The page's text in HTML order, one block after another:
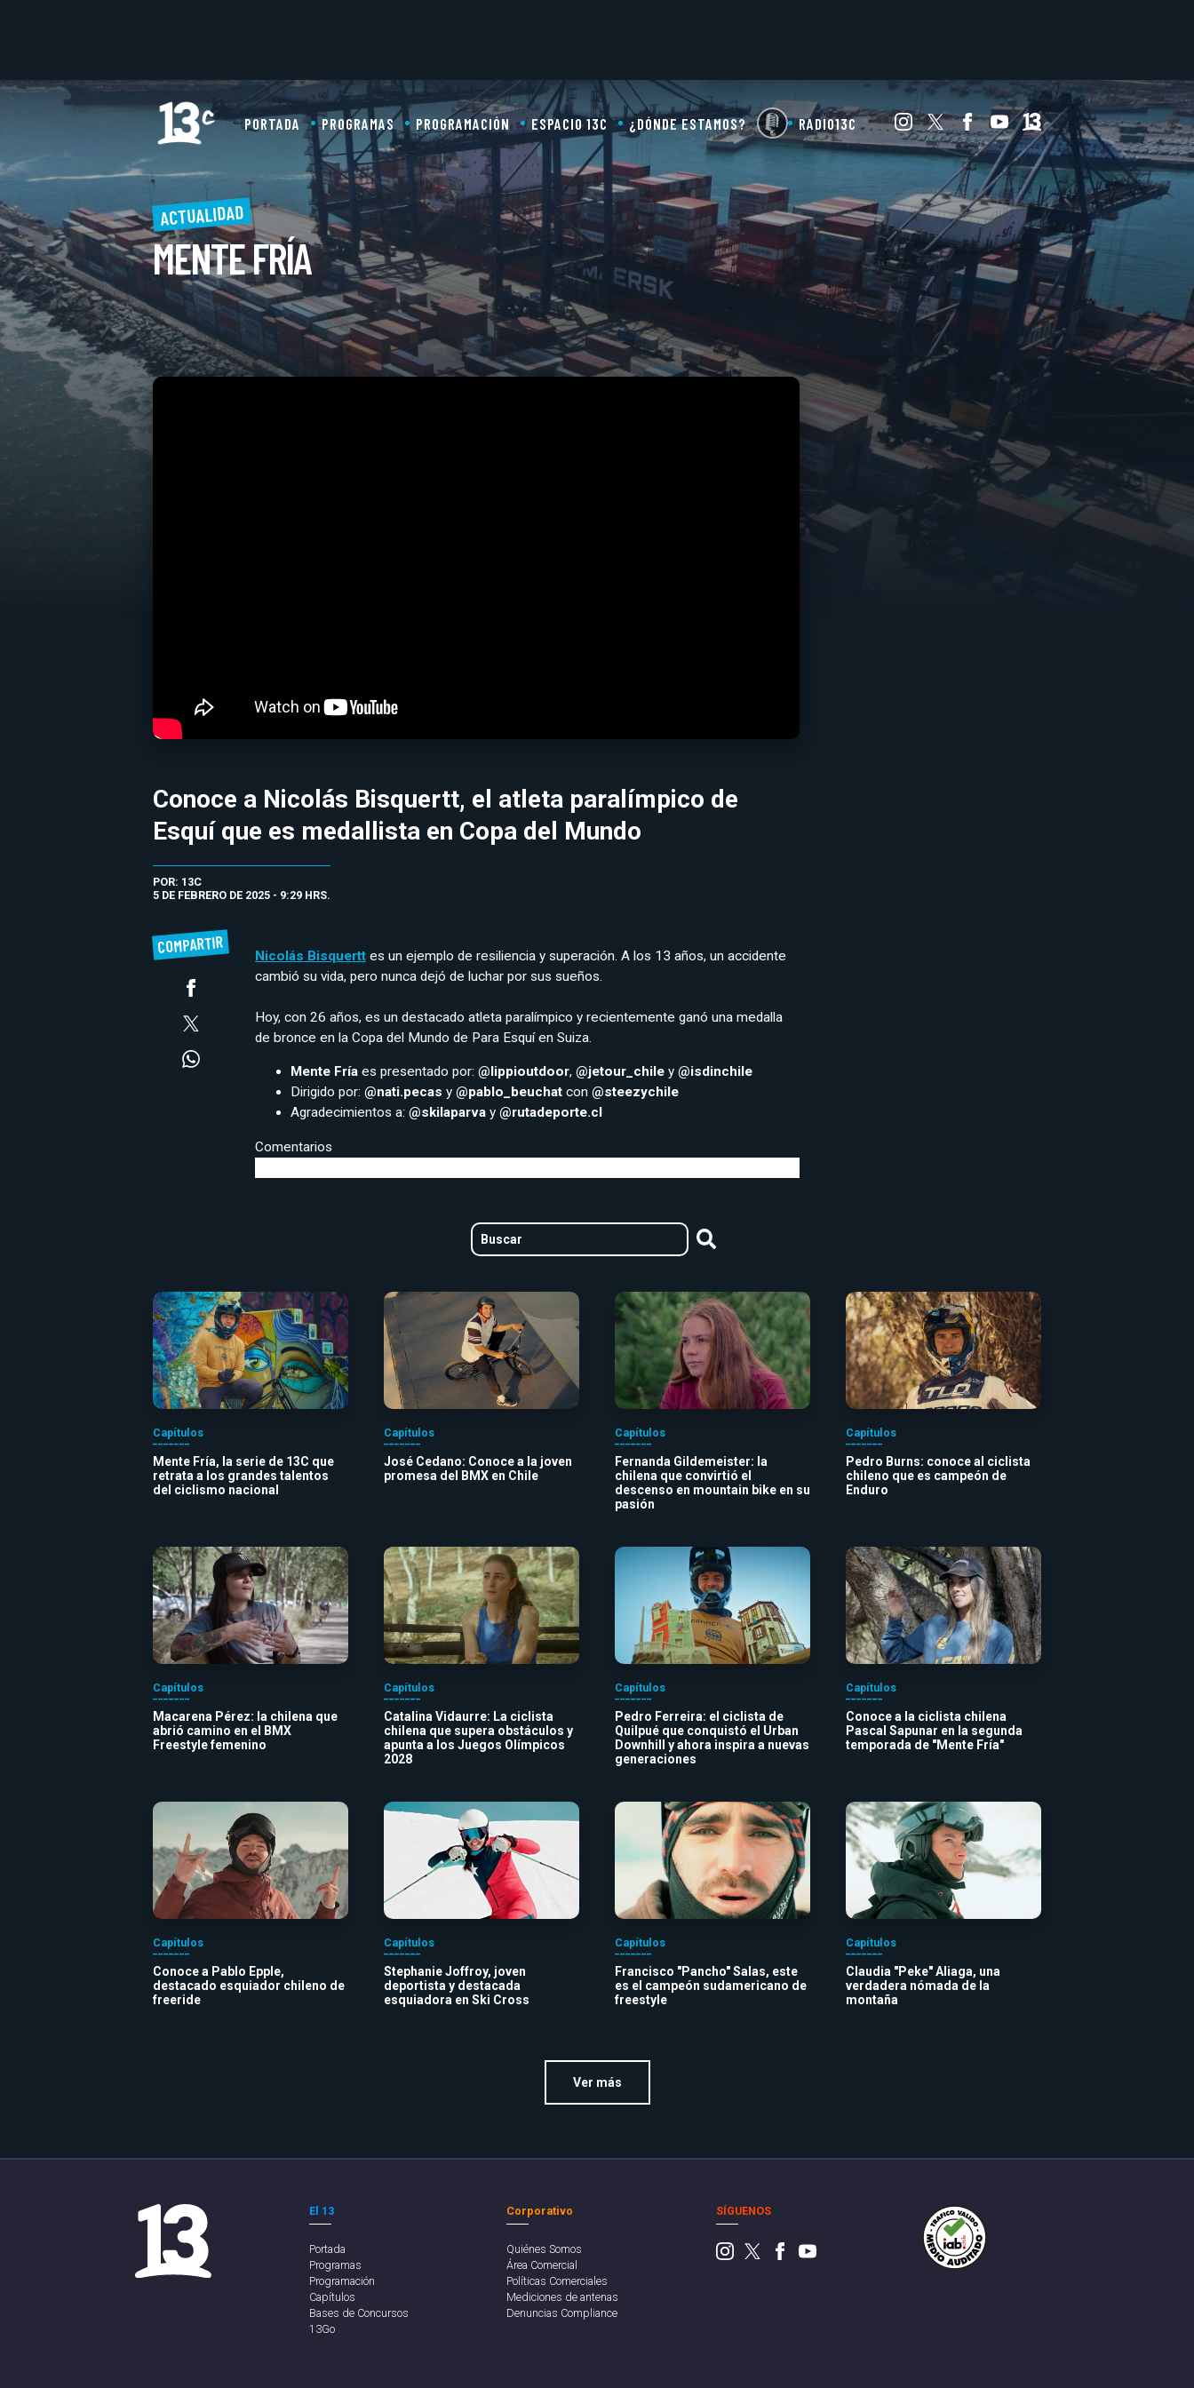
PORTADA PROGRAMAS PROGRAMACIÓN ESPACIO 13C ¿DÓNDE ESTAMOS? RADIO13C
ACTUALIDAD
MENTE FRÍA
Conoce a Nicolás Bisquertt, el atleta paralímpico de
Esquí que es medallista en Copa del Mundo
POR: 13C
5 DE FEBRERO DE 2025 - 9:29 HRS.
COMPARTIR Nicolás Bisquertt es un ejemplo de resiliencia y superación. A los 13 años, un accidente
cambió su vida, pero nunca dejó de luchar por sus sueños.
Hoy, con 26 años, es un destacado atleta paralímpico y recientemente ganó una medalla
de bronce en la Copa del Mundo de Para Esquí en Suiza.
Mente Fría es presentado por: @lippioutdoor, @jetour_chile y @isdinchile
Dirigido por: @nati.pecas y @pablo_beuchat con @steezychile
Agradecimientos a: @skilaparva y @rutadeporte.cl
Comentarios
Capítulos
Mente Fría, la serie de 13C que
retrata a los grandes talentos
del ciclismo nacional
Capítulos
José Cedano: Conoce a la joven
promesa del BMX en Chile
Capítulos
Fernanda Gildemeister: la
chilena que convirtió el
descenso en mountain bike en su
pasión
Capítulos
Pedro Burns: conoce al ciclista
chileno que es campeón de
Enduro
Capítulos
Macarena Pérez: la chilena que
abrió camino en el BMX
Freestyle femenino
Capítulos
Catalina Vidaurre: La ciclista
chilena que supera obstáculos y
apunta a los Juegos Olímpicos
2028
Capítulos
Pedro Ferreira: el ciclista de
Quilpué que conquistó el Urban
Downhill y ahora inspira a nuevas
generaciones
Capítulos
Conoce a la ciclista chilena
Pascal Sapunar en la segunda
temporada de "Mente Fría"
Capítulos
Conoce a Pablo Epple,
destacado esquiador chileno de
freeride
Capítulos
Stephanie Joffroy, joven
deportista y destacada
esquiadora en Ski Cross
Capítulos
Francisco "Pancho" Salas, este
es el campeón sudamericano de
freestyle
Capítulos
Claudia "Peke" Aliaga, una
verdadera nómada de la
montaña
Ver más
El 13
Portada
Programas
Programación
Capítulos
Bases de Concursos
13Go
Corporativo
Quiénes Somos
Área Comercial
Políticas Comerciales
Mediciones de antenas
Denuncias Compliance
SÍGUENOS